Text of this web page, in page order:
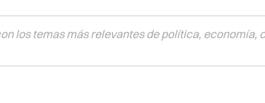
los temas más relevantes de política, economía,